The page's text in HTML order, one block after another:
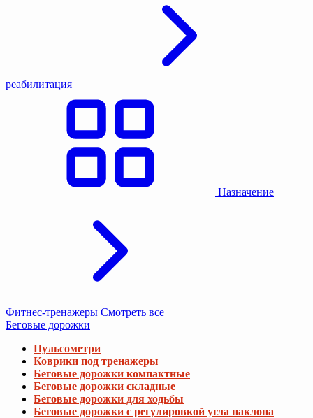
реабилитация
Назначение
Фитнес-тренажеры Смотреть все
Беговые дорожки
Пульсометри
Коврики под тренажеры
Беговые дорожки компактные
Беговые дорожки складные
Беговые дорожки для ходьбы
Беговые дорожки с регулировкой угла наклона